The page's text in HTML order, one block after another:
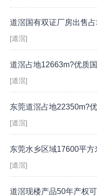
道滘国有双证厂房出售
[道滘]
道滘占地12663m?优质
[道滘]
东莞道滘占地22350m?
[道滘]
东莞水乡区域17600平
[道滘]
道滘现楼产品50年产权